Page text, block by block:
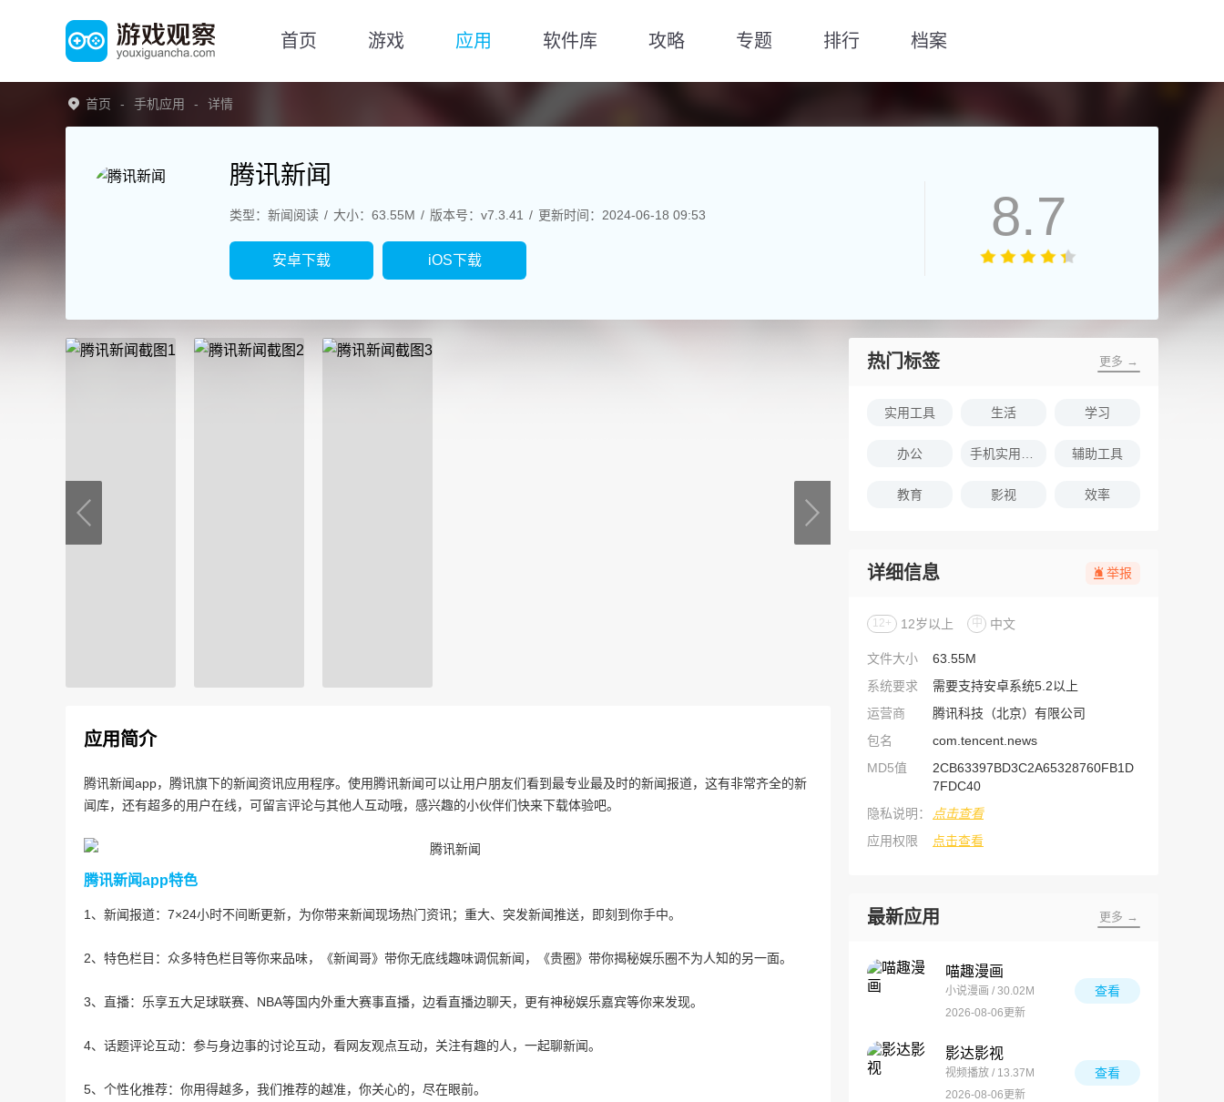
首页 游戏 应用 软件库 攻略 专题 排行 档案
首页 手机应用 详情
腾讯新闻
类型：新闻阅读 大小：63.55M 版本号：v7.3.41 更新时间：2024-06-18 09:53
安卓下载 iOS下载
8.7
应用简介
腾讯新闻app，腾讯旗下的新闻资讯应用程序。使用腾讯新闻可以让用户朋友们看到最专业最及时的新闻报道，这有非常齐全的新
闻库，还有超多的用户在线，可留言评论与其他人互动哦，感兴趣的小伙伴们快来下载体验吧。
腾讯新闻app特色
1、新闻报道：7×24小时不间断更新，为你带来新闻现场热门资讯；重大、突发新闻推送，即刻到你手中。
2、特色栏目：众多特色栏目等你来品味，《新闻哥》带你无底线趣味调侃新闻，《贵圈》带你揭秘娱乐圈不为人知的另一面。
3、直播：乐享五大足球联赛、NBA等国内外重大赛事直播，边看直播边聊天，更有神秘娱乐嘉宾等你来发现。
4、话题评论互动：参与身边事的讨论互动，看网友观点互动，关注有趣的人，一起聊新闻。
5、个性化推荐：你用得越多，我们推荐的越准，你关心的，尽在眼前。
热门标签 更多 →
实用工具 生活 学习
办公 辅助工具
教育 影视 效率
详细信息 举报
12+ 12岁以上 中 中文
文件大小
63.55M
系统要求
需要支持安卓系统5.2以上
运营商
腾讯科技（北京）有限公司
包名
com.tencent.news
MD5值
2CB63397BD3C2A65328760FB1D
7FDC40
隐私说明：
点击查看
应用权限
点击查看
最新应用 更多 →
喵趣漫画
小说漫画 / 30.02M
2026-08-06更新
查看
影达影视
视频播放 / 13.37M
2026-08-06更新
查看